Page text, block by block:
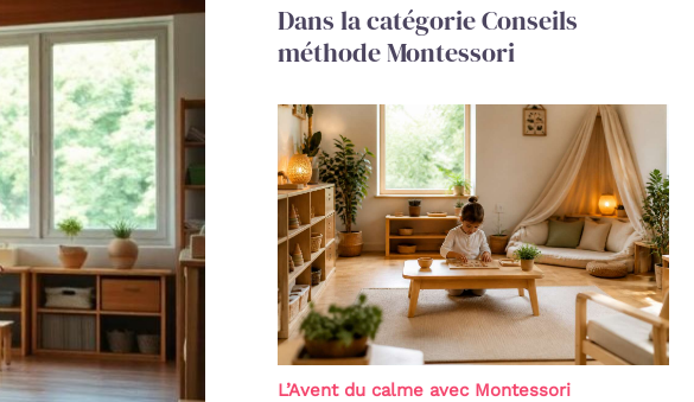
Dans la catégorie Conseils
méthode Montessori
L’Avent du calme avec Montessori